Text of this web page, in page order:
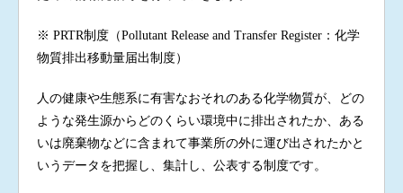
※ PRTR制度（Pollutant Release and Transfer Register：化学
物質排出移動量届出制度）
人の健康や生態系に有害なおそれのある化学物質が、どの
ような発生源からどのくらい環境中に排出されたか、ある
いは廃棄物などに含まれて事業所の外に運び出されたかと
いうデータを把握し、集計し、公表する制度です。